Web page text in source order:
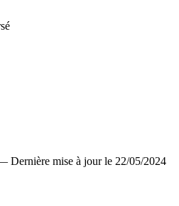
Dernière mise à jour le 22/05/2024